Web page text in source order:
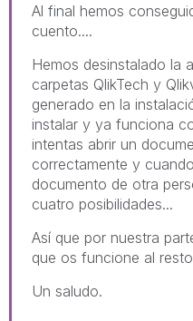
Al final hemos
cuento....
Hemos desinstalado la
carpetas QlikTech y
generado en la
instalar y ya funciona
intentas abrir un
correctamente y
documento de otra
cuatro posibilidades...
Así que por nuestra
que os funcione al
Un saludo.